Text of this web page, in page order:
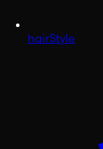
hairStyle